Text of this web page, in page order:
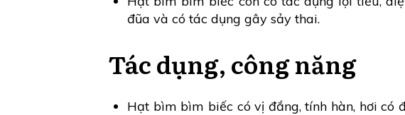
đũa và có tác dụng gây sảy thai.
Tác dụng, công năng
Hạt bìm bìm biếc có vị đắng, tính hàn, hơi có